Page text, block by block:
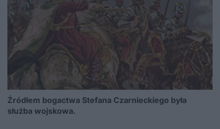
Źródłem bogactwa Stefana Czarnieckiego była
służba wojskowa.